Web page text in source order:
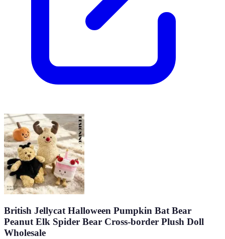
British Jellycat Halloween Pumpkin Bat Bear
Peanut Elk Spider Bear Cross-border Plush Doll
Wholesale